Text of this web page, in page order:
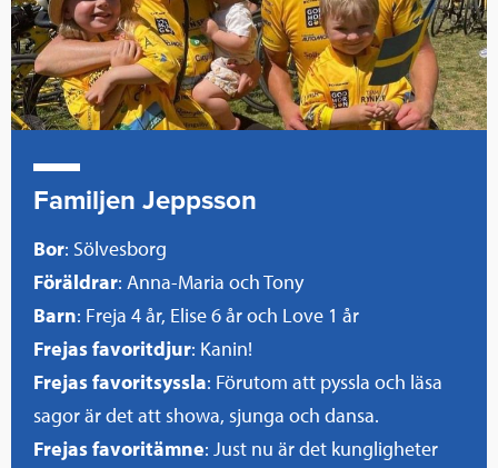
Familjen Jeppsson
Bor: Sölvesborg
Föräldrar: Anna-Maria och Tony
Barn: Freja 4 år, Elise 6 år och Love 1 år
Frejas favoritdjur: Kanin!
Frejas favoritsyssla: Förutom att pyssla och läsa
sagor är det att showa, sjunga och dansa.
Frejas favoritämne: Just nu är det kungligheter